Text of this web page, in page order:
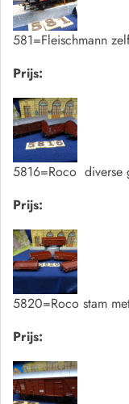
581=Fleischmann
Prijs:
5816=Roco diverse
Prijs:
5820=Roco stam
Prijs: